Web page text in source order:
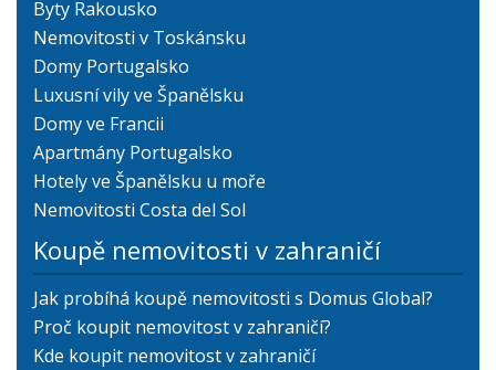
Byty Rakousko
Nemovitosti v Toskánsku
Domy Portugalsko
Luxusní vily ve Španělsku
Domy ve Francii
Apartmány Portugalsko
Hotely ve Španělsku u moře
Nemovitosti Costa del Sol
Koupě nemovitosti v zahraničí
Jak probíhá koupě nemovitosti s Domus Global?
Proč koupit nemovitost v zahraničí?
Kde koupit nemovitost v zahraničí